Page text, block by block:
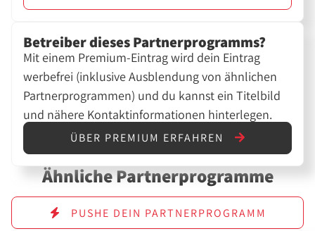
Betreiber dieses Partnerprogramms?
Mit einem Premium-Eintrag wird dein Eintrag
werbefrei (inklusive Ausblendung von ähnlichen
Partnerprogrammen) und du kannst ein Titelbild
und nähere Kontaktinformationen hinterlegen.
ÜBER PREMIUM ERFAHREN
Ähnliche Partnerprogramme
PUSHE DEIN PARTNERPROGRAMM